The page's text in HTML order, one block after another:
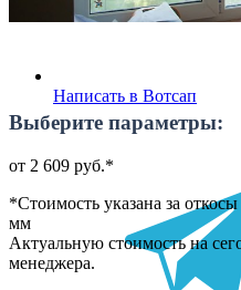
Написать в Вотсап
Выберите параметры:
от 2 609 руб.*
*Стоимость указана за
мм
Актуальную стоимость на
менеджера.